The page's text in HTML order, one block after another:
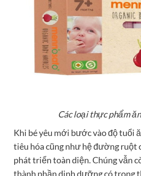
Các loại thực phẩm
Khi bé yêu mới bước vào độ tuổi
tiêu hóa cũng như hệ đường ruột
phát triển toàn diện. Chúng vẫn
thành phần dinh dưỡng có trong